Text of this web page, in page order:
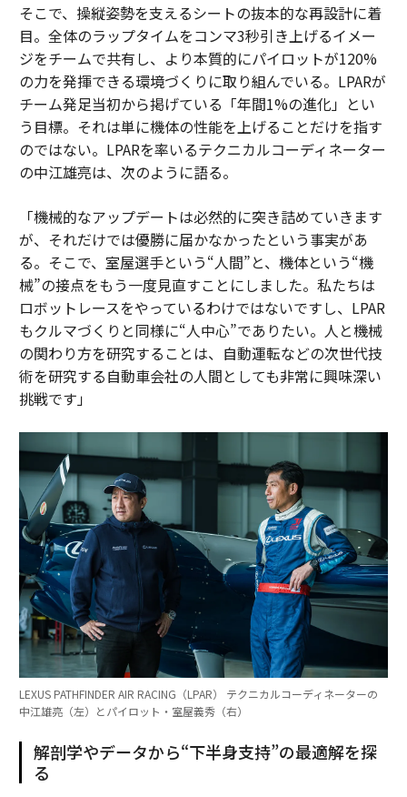
そこで、操縦姿勢を支えるシートの抜本的な再設計に着
目。全体のラップタイムをコンマ3秒引き上げるイメー
ジをチームで共有し、より本質的にパイロットが120%
の力を発揮できる環境づくりに取り組んでいる。LPARが
チーム発足当初から掲げている「年間1%の進化」とい
う目標。それは単に機体の性能を上げることだけを指す
のではない。LPARを率いるテクニカルコーディネーター
の中江雄亮は、次のように語る。
「機械的なアップデートは必然的に突き詰めていきます
が、それだけでは優勝に届かなかったという事実があ
る。そこで、室屋選手という“人間”と、機体という“機
械”の接点をもう一度見直すことにしました。私たちは
ロボットレースをやっているわけではないですし、LPAR
もクルマづくりと同様に“人中心”でありたい。人と機械
の関わり方を研究することは、自動運転などの次世代技
術を研究する自動車会社の人間としても非常に興味深い
挑戦です」
LEXUS PATHFINDER AIR RACING（LPAR） テクニカルコーディネーターの
中江雄亮（左）とパイロット・室屋義秀（右）
解剖学やデータから“下半身支持”の最適解を探
る